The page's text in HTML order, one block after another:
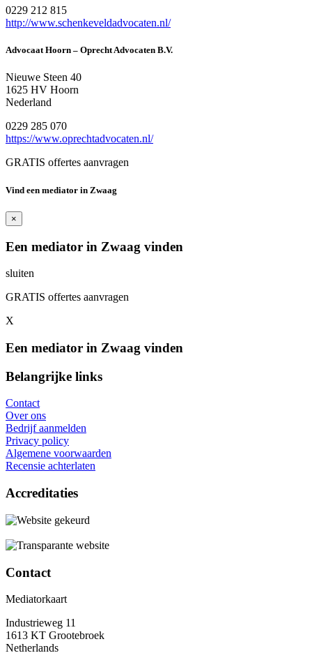
0229 212 815
http://www.schenkeveldadvocaten.nl/
Advocaat Hoorn – Oprecht Advocaten B.V.
Nieuwe Steen 40
1625 HV Hoorn
Nederland
0229 285 070
https://www.oprechtadvocaten.nl/
GRATIS offertes aanvragen
Vind een mediator in Zwaag
×
Een mediator in Zwaag vinden
sluiten
GRATIS offertes aanvragen
X
Een mediator in Zwaag vinden
Belangrijke links
Contact
Over ons
Bedrijf aanmelden
Privacy policy
Algemene voorwaarden
Recensie achterlaten
Accreditaties
Contact
Mediatorkaart
Industrieweg 11
1613 KT Grootebroek
Netherlands